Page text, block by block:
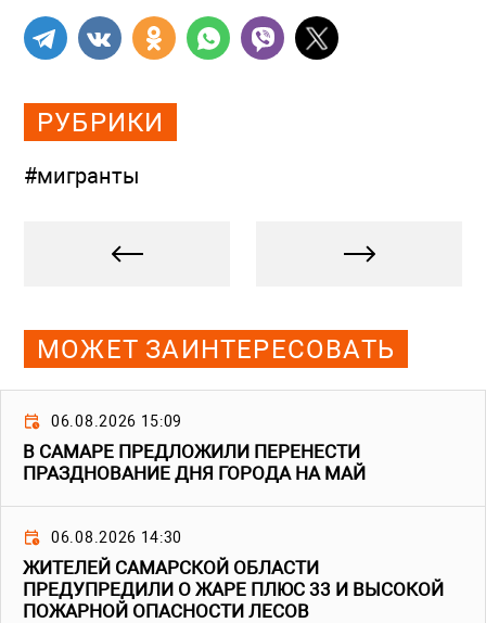
РУБРИКИ
#мигранты
МОЖЕТ ЗАИНТЕРЕСОВАТЬ
06.08.2026 15:09
В САМАРЕ ПРЕДЛОЖИЛИ ПЕРЕНЕСТИ
ПРАЗДНОВАНИЕ ДНЯ ГОРОДА НА МАЙ
06.08.2026 14:30
ЖИТЕЛЕЙ САМАРСКОЙ ОБЛАСТИ
ПРЕДУПРЕДИЛИ О ЖАРЕ ПЛЮС 33 И ВЫСОКОЙ
ПОЖАРНОЙ ОПАСНОСТИ ЛЕСОВ